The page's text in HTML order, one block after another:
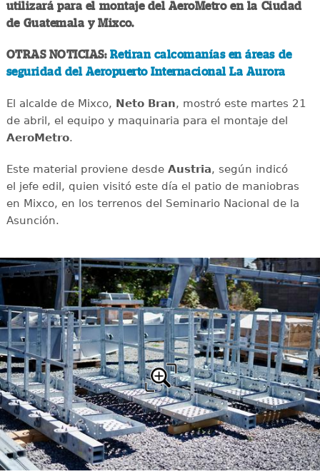
utilizará para el montaje del AeroMetro en la Ciudad
de Guatemala y Mixco.
OTRAS NOTICIAS: Retiran calcomanías en áreas de
seguridad del Aeropuerto Internacional La Aurora
El alcalde de Mixco, Neto Bran, mostró este martes 21
de abril, el equipo y maquinaria para el montaje del
AeroMetro.
Este material proviene desde Austria, según indicó
el jefe edil, quien visitó este día el patio de maniobras
en Mixco, en los terrenos del Seminario Nacional de la
Asunción.